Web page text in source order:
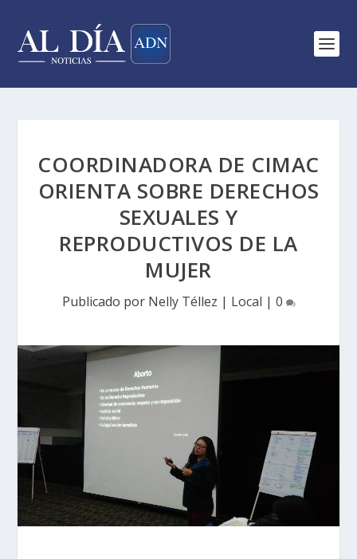
COORDINADORA DE CIMAC
ORIENTA SOBRE DERECHOS
SEXUALES Y
REPRODUCTIVOS DE LA
MUJER
Publicado por Nelly Téllez | Local | 0